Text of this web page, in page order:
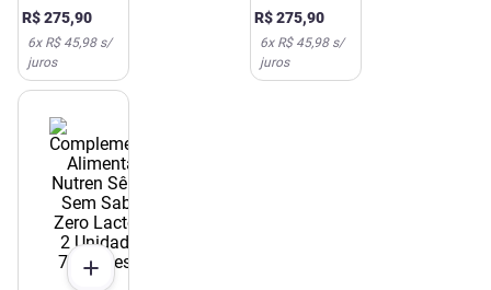
Sem Sabor 2
Unidades
740g Nestlé
R$275,90
6x R$ 45,98s/
juros
Baunilha 2
Unidades
740g Nestlé
R$275,90
6x R$ 45,98s/
juros